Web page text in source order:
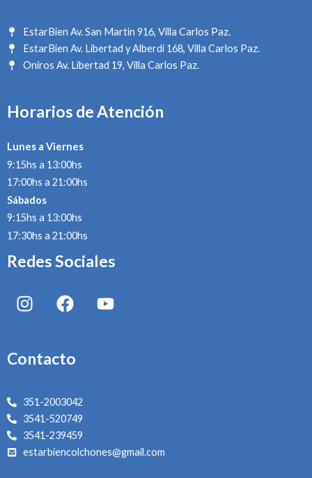
EstarBien Av. San Martin 916, Villa Carlos Paz.
EstarBien Av. Libertad y Alberdi 168, Villa Carlos Paz.
Oniros Av. Libertad 19, Villa Carlos Paz.
Horarios de Atención
Lunes a Viernes
9:15hs a 13:00hs
17:00hs a 21:00hs
Sábados
9:15hs a 13:00hs
17:30hs a 21:00hs
Redes Sociales
I
n
a
r
a
m
F
a
b
o
k
Y
o
Contacto
351-2003042
3541-520749
3541-239459
estarbiencolchones@gmail.com